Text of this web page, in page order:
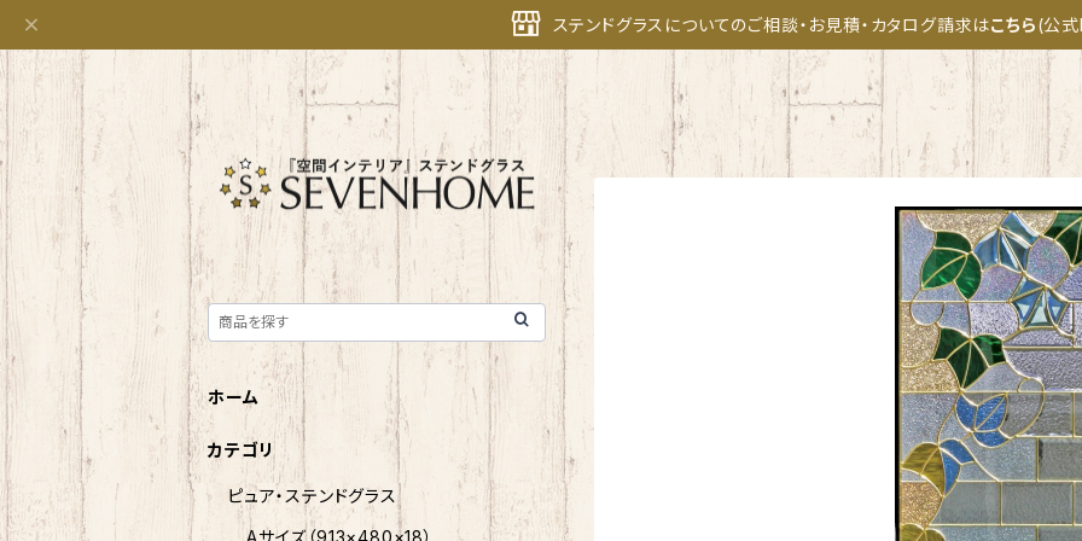
ステンドグラスについてのご相談・お見積・カタログ請求はこちら(公
ホーム
カテゴリ
ピュア・ステンドグラス